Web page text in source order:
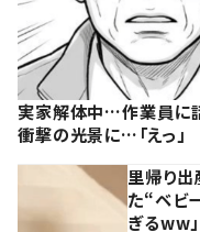
実家解体中…作業員に
衝撃の光景に…「えっ」
里帰り
た“ベビ
ぎるww